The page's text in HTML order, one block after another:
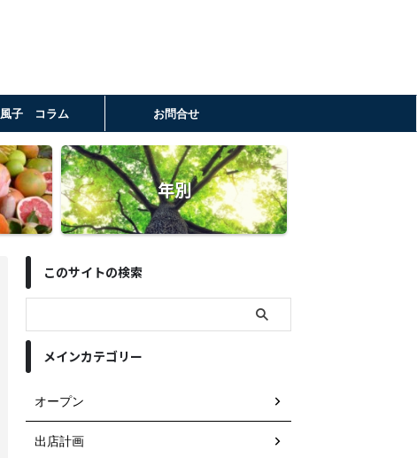
風子 コラム お問合せ
年別
このサイトの検索
メインカテゴリー
オープン
出店計画